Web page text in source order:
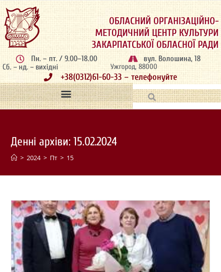
ОБЛАСНИЙ ОРГАНІЗАЦІЙНО-
МЕТОДИЧНИЙ ЦЕНТР КУЛЬТУРИ
ЗАКАРПАТСЬКОЇ ОБЛАСНОЇ РАДИ
Пн. – пт. / 9.00–18.00
Сб. – нд. – вихідні
вул. Волошина, 18
Ужгород, 88000
+38(0312)61-60-33 – телефонуйте
Денні архіви: 15.02.2024
> 2024 > Пт > 15